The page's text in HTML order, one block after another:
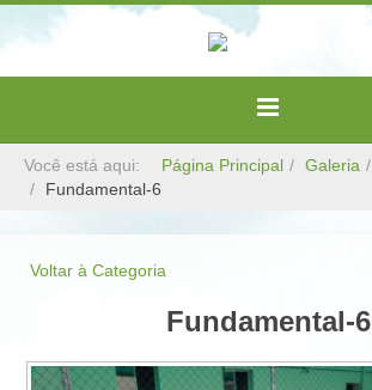
Você está aqui: Página Principal Galeria
Fundamental-6
Voltar à Categoria
Fundamental-6